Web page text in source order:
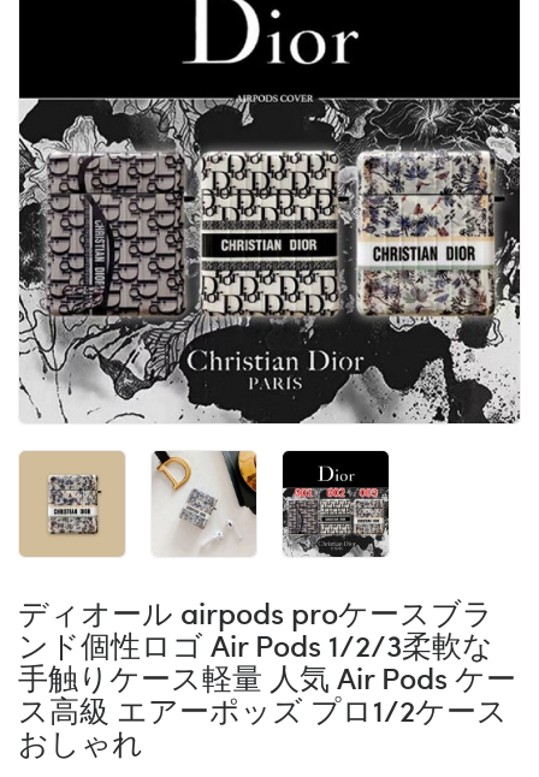
ディオール airpods proケースブラ
ンド個性ロゴ Air Pods 1/2/3柔軟な
手触りケース軽量 人気 Air Pods ケー
ス高級 エアーポッズ プロ1/2ケース
おしゃれ